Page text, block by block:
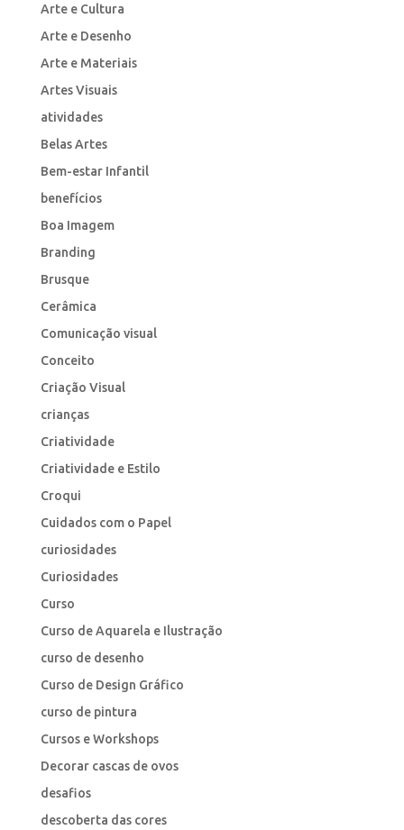
Arte e Cultura
Arte e Desenho
Arte e Materiais
Artes Visuais
atividades
Belas Artes
Bem-estar Infantil
benefícios
Boa Imagem
Branding
Brusque
Cerâmica
Comunicação visual
Conceito
Criação Visual
crianças
Criatividade
Criatividade e Estilo
Croqui
Cuidados com o Papel
curiosidades
Curiosidades
Curso
Curso de Aquarela e Ilustração
curso de desenho
Curso de Design Gráfico
curso de pintura
Cursos e Workshops
Decorar cascas de ovos
desafios
descoberta das cores